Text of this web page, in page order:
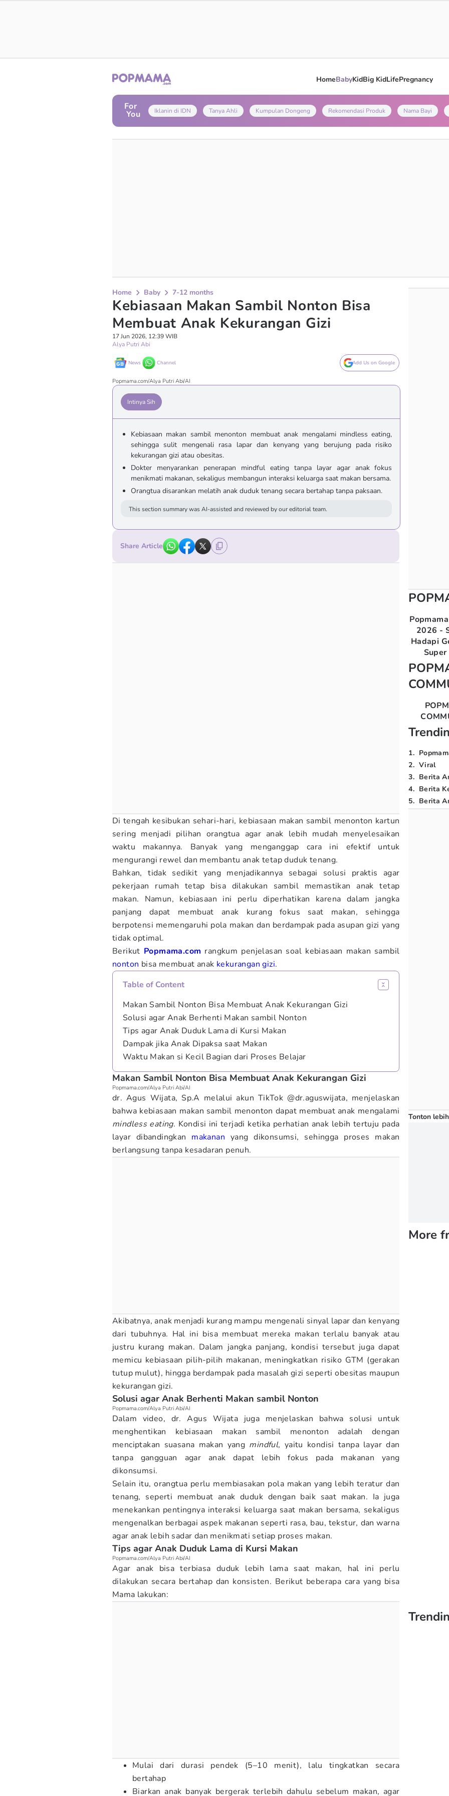
HomeBabyKidBig KidLifePregnancy
For
You Iklanin di IDN Tanya Ahli Kumpulan Dongeng Rekomendasi Produk Nama Bayi
Home Baby 7-12 months
Kebiasaan Makan Sambil Nonton Bisa
Membuat Anak Kekurangan Gizi
17 Jun 2026, 12:39 WIB
Alya Putri Abi
News Channel Add Us on Google
Popmama.com/Alya Putri Abi/AI
Intinya Sih
Kebiasaan makan sambil menonton membuat anak mengalami mindless eating,
sehingga sulit mengenali rasa lapar dan kenyang yang berujung pada risiko
kekurangan gizi atau obesitas.
Dokter menyarankan penerapan mindful eating tanpa layar agar anak fokus
menikmati makanan, sekaligus membangun interaksi keluarga saat makan bersama.
Orangtua disarankan melatih anak duduk tenang secara bertahap tanpa paksaan.
This section summary was AI-assisted and reviewed by our editorial team.
Share Article
Di tengah kesibukan sehari-hari, kebiasaan makan sambil menonton kartun
sering menjadi pilihan orangtua agar anak lebih mudah menyelesaikan
waktu makannya. Banyak yang menganggap cara ini efektif untuk
mengurangi rewel dan membantu anak tetap duduk tenang.
Bahkan, tidak sedikit yang menjadikannya sebagai solusi praktis agar
pekerjaan rumah tetap bisa dilakukan sambil memastikan anak tetap
makan. Namun, kebiasaan ini perlu diperhatikan karena dalam jangka
panjang dapat membuat anak kurang fokus saat makan, sehingga
berpotensi memengaruhi pola makan dan berdampak pada asupan gizi yang
tidak optimal.
Berikut Popmama.com rangkum penjelasan soal kebiasaan makan sambil
nonton bisa membuat anak kekurangan gizi.
Table of Content
Makan Sambil Nonton Bisa Membuat Anak Kekurangan Gizi
Solusi agar Anak Berhenti Makan sambil Nonton
Tips agar Anak Duduk Lama di Kursi Makan
Dampak jika Anak Dipaksa saat Makan
Waktu Makan si Kecil Bagian dari Proses Belajar
Makan Sambil Nonton Bisa Membuat Anak Kekurangan Gizi
Popmama.com/Alya Putri Abi/AI
dr. Agus Wijata, Sp.A melalui akun TikTok @dr.aguswijata, menjelaskan
bahwa kebiasaan makan sambil menonton dapat membuat anak mengalami
mindless eating. Kondisi ini terjadi ketika perhatian anak lebih tertuju pada
layar dibandingkan makanan yang dikonsumsi, sehingga proses makan
berlangsung tanpa kesadaran penuh.
Akibatnya, anak menjadi kurang mampu mengenali sinyal lapar dan kenyang
dari tubuhnya. Hal ini bisa membuat mereka makan terlalu banyak atau
justru kurang makan. Dalam jangka panjang, kondisi tersebut juga dapat
memicu kebiasaan pilih-pilih makanan, meningkatkan risiko GTM (gerakan
tutup mulut), hingga berdampak pada masalah gizi seperti obesitas maupun
kekurangan gizi.
Solusi agar Anak Berhenti Makan sambil Nonton
Popmama.com/Alya Putri Abi/AI
Dalam video, dr. Agus Wijata juga menjelaskan bahwa solusi untuk
menghentikan kebiasaan makan sambil menonton adalah dengan
menciptakan suasana makan yang mindful, yaitu kondisi tanpa layar dan
tanpa gangguan agar anak dapat lebih fokus pada makanan yang
dikonsumsi.
Selain itu, orangtua perlu membiasakan pola makan yang lebih teratur dan
tenang, seperti membuat anak duduk dengan baik saat makan. Ia juga
menekankan pentingnya interaksi keluarga saat makan bersama, sekaligus
mengenalkan berbagai aspek makanan seperti rasa, bau, tekstur, dan warna
agar anak lebih sadar dan menikmati setiap proses makan.
Tips agar Anak Duduk Lama di Kursi Makan
Popmama.com/Alya Putri Abi/AI
Agar anak bisa terbiasa duduk lebih lama saat makan, hal ini perlu
dilakukan secara bertahap dan konsisten. Berikut beberapa cara yang bisa
Mama lakukan:
Mulai dari durasi pendek (5–10 menit), lalu tingkatkan secara
bertahap
Biarkan anak banyak bergerak terlebih dahulu sebelum makan, agar
2026 -
Hadapi
1.
2. Viral
3. Berita
4. Berita
5. Berita
Tonton
More